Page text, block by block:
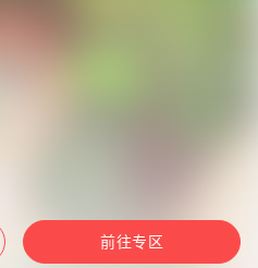
前往专区